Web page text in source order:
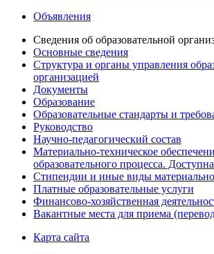
Объявления
Сведения об образовательной
Основные сведения
Структура и органы управления
организацией
Документы
Образование
Образовательные стандарты и
Руководство
Научно-педагогический состав
Материально-техническое
образовательного процесса.
Стипендии и иные виды
Платные образовательные услуги
Финансово-хозяйственная
Вакантные места для приема
Карта сайта